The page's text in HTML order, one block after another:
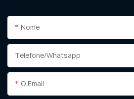
Nome
Telefone/whatsapp
O Email